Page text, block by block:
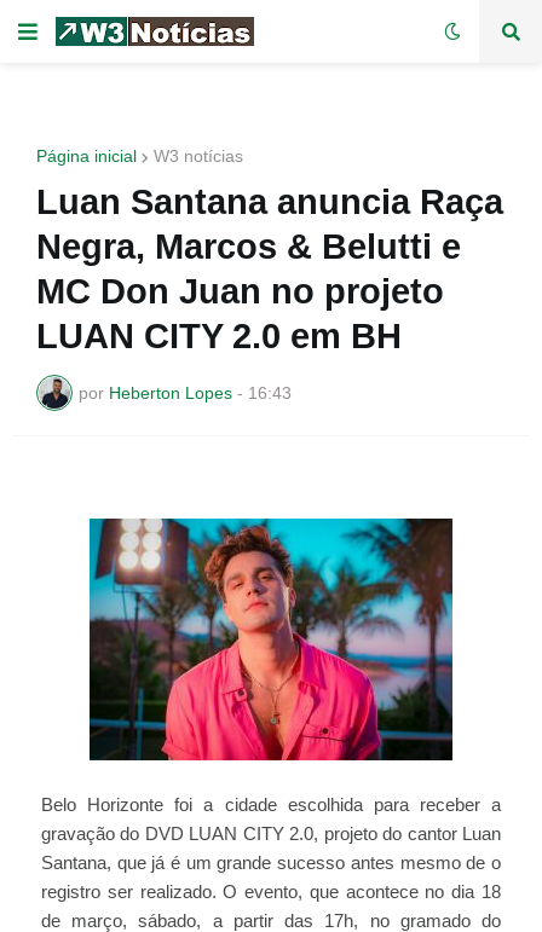
Página inicial W3 notícias
Luan Santana anuncia Raça
Negra, Marcos & Belutti e
MC Don Juan no projeto
LUAN CITY 2.0 em BH
por Heberton Lopes - 16:43
Belo Horizonte foi a cidade escolhida para receber a
gravação do DVD LUAN CITY 2.0, projeto do cantor Luan
Santana, que já é um grande sucesso antes mesmo de o
registro ser realizado. O evento, que acontece no dia 18
de março, sábado, a partir das 17h, no gramado do